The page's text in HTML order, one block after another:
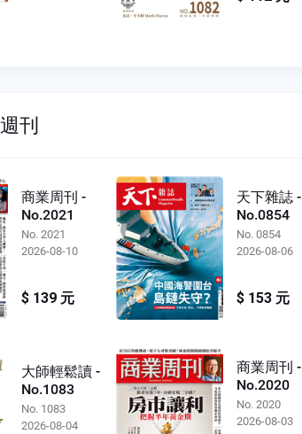
刊
商業周刊 -
No.2021
No. 2021
2026-08-10
$ 139 元
天下雜誌 -
No.0854
No. 0854
2026-08-06
$ 153 元
大師輕鬆讀 -
No.1083
No. 1083
2026-08-04
商業周刊 -
No.2020
No. 2020
2026-08-03